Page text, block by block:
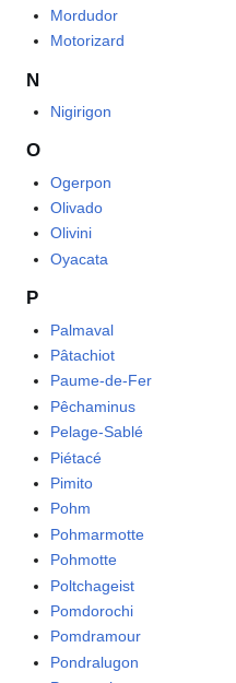
Mordudor
Motorizard
N
Nigirigon
O
Ogerpon
Olivado
Olivini
Oyacata
P
Palmaval
Pâtachiot
Paume-de-Fer
Pêchaminus
Pelage-Sablé
Piétacé
Pimito
Pohm
Pohmarmotte
Pohmotte
Poltchageist
Pomdorochi
Pomdramour
Pondralugon